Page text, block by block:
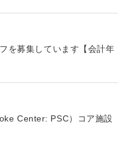
を募集しています【会計年
Center: PSC）コア施設